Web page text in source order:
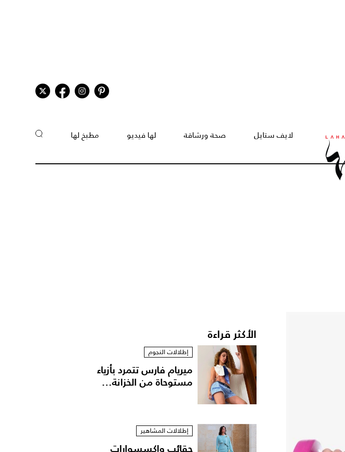
لايف ستايل صحة ورشاقة لها فيديو مطبخ لها
الأكثر قراءة
إطلالات النجوم
ميريام فارس تتمرد بأزياء
مستوحاة من الخزانة...
إطلالات المشاهير
حقائب وإكسسوارات